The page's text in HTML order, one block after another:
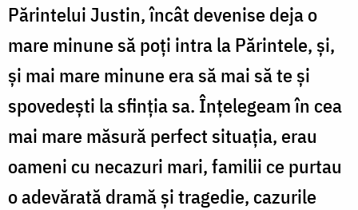
Părintelui Justin, încât devenise deja o
mare minune să poți intra la Părintele, și,
și mai mare minune era să mai să te și
spovedești la sfinția sa. Înțelegeam în cea
mai mare măsură perfect situația, erau
oameni cu necazuri mari, familii ce purtau
o adevărată dramă și tragedie, cazurile